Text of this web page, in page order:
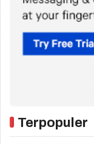
Terpopuler